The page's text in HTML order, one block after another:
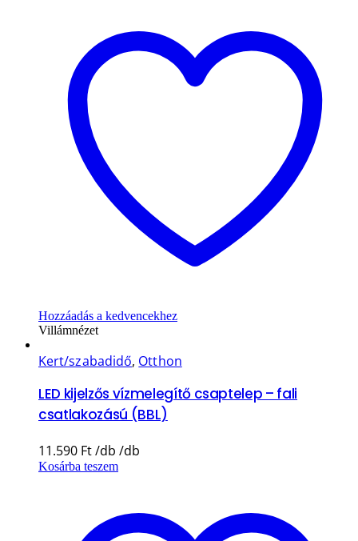
Hozzáadás a kedvencekhez
Villámnézet
Kert/szabadidő, Otthon
LED kijelzős vízmelegítő csaptelep – fali
csatlakozású (BBL)
11.590 Ft
Kosárba teszem